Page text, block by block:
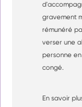
gravement
rémunéré
verser une
personne
congé.
En savoir